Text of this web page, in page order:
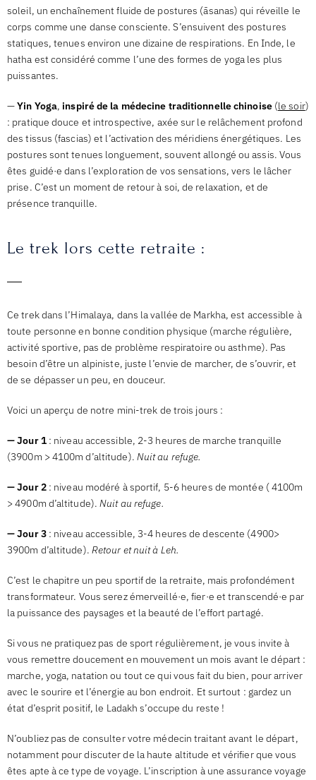
soleil, un enchaînement fluide de postures (āsanas) qui réveille le
corps comme une danse consciente. S’ensuivent des postures
statiques, tenues environ une dizaine de respirations. En Inde, le
hatha est considéré comme l’une des formes de yoga les plus
puissantes.
—Yin Yoga, inspiré de la médecine traditionnelle chinoise(le soir)
: pratique douce et introspective, axée sur le relâchement profond
des tissus (fascias) et l’activation des méridiens énergétiques. Les
postures sont tenues longuement, souvent allongé ou assis. Vous
êtes guidé·e dans l’exploration de vos sensations, vers le lâcher
prise. C’est un moment de retour à soi, de relaxation, et de
présence tranquille.
Le trek lors cette retraite :
Ce trek dans l’Himalaya, dans la vallée de Markha, est accessible à
toute personne en bonne condition physique (marche régulière,
activité sportive, pas de problème respiratoire ou asthme). Pas
besoin d’être un alpiniste, juste l’envie de marcher, de s’ouvrir, et
de se dépasser un peu, en douceur.
Voici un aperçu de notre mini-trek de trois jours :
— Jour 1: niveau accessible, 2-3 heures de marche tranquille
(3900m > 4100m d’altitude). Nuit au refuge.
— Jour 2: niveau modéré à sportif, 5-6 heures de montée ( 4100m
> 4900m d’altitude).Nuit au refuge.
— Jour 3: niveau accessible, 3-4 heures de descente (4900>
3900m d’altitude). Retour et nuit à Leh.
C’est le chapitre un peu sportif de la retraite, mais profondément
transformateur. Vous serez émerveillé·e, fier·e et transcendé·e par
la puissance des paysages et la beauté de l’effort partagé.
Si vous ne pratiquez pas de sport régulièrement, je vous invite à
vous remettre doucement en mouvement un mois avant le départ :
marche, yoga, natation ou tout ce qui vous fait du bien, pour arriver
avec le sourire et l’énergie au bon endroit. Et surtout : gardez un
état d’esprit positif, le Ladakh s’occupe du reste !
N’oubliez pas de consulter votre médecin traitant avant le départ,
notamment pour discuter de la haute altitude et vérifier que vous
êtes apte à ce type de voyage. L’inscription à une assurance voyage